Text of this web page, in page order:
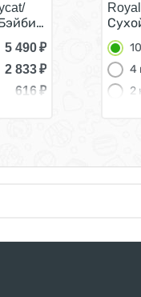
4 кгдля Котят в
5 490₽
2 833₽
616 ₽
4
2